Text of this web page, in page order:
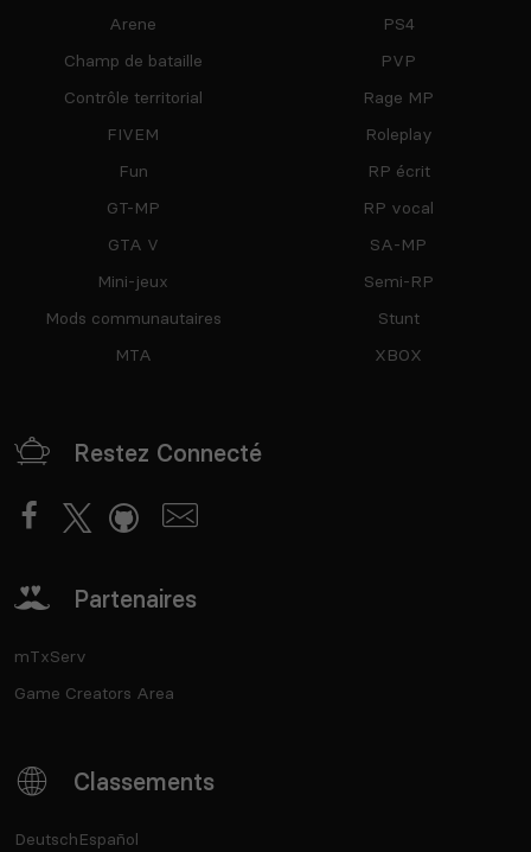
Arene
Champ de bataille
Contrôle territorial
FIVEM
Fun
GT-MP
GTA V
Mini-jeux
Mods communautaires
MTA
PS4
PVP
Rage MP
Roleplay
RP écrit
RP vocal
SA-MP
Semi-RP
Stunt
XBOX
Restez Connecté
Partenaires
mTxServ
Game Creators Area
Classements
DeutschEspañol